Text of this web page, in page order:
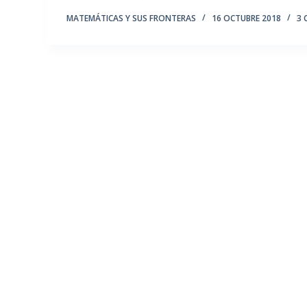
MATEMÁTICAS Y SUS FRONTERAS 16 OCTUBRE 2018 3